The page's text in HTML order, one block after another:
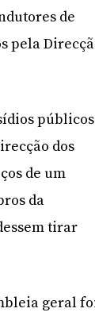
de
pela
dos
de um
da
tirar
geral